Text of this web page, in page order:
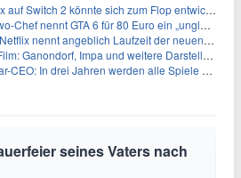
auf Switch 2 könnte sich zum Flop entwickeln
nennt GTA 6 für 80 Euro ein „unglaubliches Schnäppchen“
nennt angeblich Laufzeit der neuen Gameplay-Präsentation
Ganondorf, Impa und weitere Darsteller sollen feststehen
CEO: In drei Jahren werden alle Spiele gestreamt
seines Vaters nach